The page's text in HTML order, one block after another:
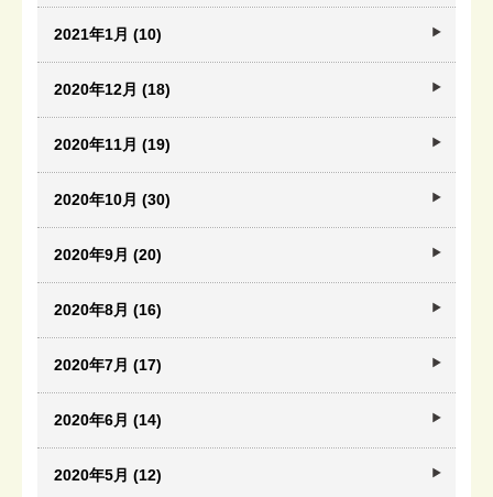
2021年1月 (10)
2020年12月 (18)
2020年11月 (19)
2020年10月 (30)
2020年9月 (20)
2020年8月 (16)
2020年7月 (17)
2020年6月 (14)
2020年5月 (12)